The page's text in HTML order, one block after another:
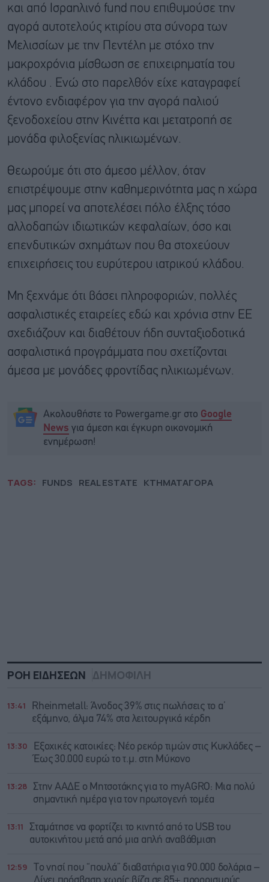
και από Ισραηλινό fund που επιθυμούσε την
αγορά αυτοτελούς κτιρίου στα σύνορα των
Μελισσίων με την Πεντέλη με στόχο την
μακροχρόνια μίσθωση σε επιχειρηματία του
κλάδου . Ενώ στο παρελθόν είχε καταγραφεί
έντονο ενδιαφέρον για την αγορά παλιού
ξενοδοχείου στην Κινέττα και μετατροπή σε
μονάδα φιλοξενίας ηλικιωμένων.
Θεωρούμε ότι στο άμεσο μέλλον, όταν
επιστρέψουμε στην καθημερινότητα μας η χώρα
μας μπορεί να αποτελέσει πόλο έλξης τόσο
αλλοδαπών ιδιωτικών κεφαλαίων, όσο και
επενδυτικών σχημάτων που θα στοχεύουν
επιχειρήσεις του ευρύτερου ιατρικού κλάδου.
Μη ξεχνάμε ότι βάσει πληροφοριών, πολλές
ασφαλιστικές εταιρείες εδώ και χρόνια στην ΕΕ
σχεδιάζουν και διαθέτουν ήδη συνταξιοδοτικά
ασφαλιστικά προγράμματα που σχετίζονται
άμεσα με μονάδες φροντίδας ηλικιωμένων.
Ακολουθήστε το Powergame.gr στο Google
News για άμεση και έγκυρη οικονομική
ενημέρωση!
TAGS: FUNDS REAL ESTATE ΚΤΗΜΑΤΑΓΟΡΑ
ΡΟΗ ΕΙΔΗΣΕΩΝ ΔΗΜΟΦΙΛΗ
13:41
Rheinmetall: Άνοδος 39% στις πωλήσεις το α’
εξάμηνο, άλμα 74% στα λειτουργικά κέρδη
13:30
Εξοχικές κατοικίες: Νέο ρεκόρ τιμών στις Κυκλάδες –
Έως 30.000 ευρώ το τ.μ. στη Μύκονο
13:28
Στην ΑΑΔΕ ο Μητσοτάκης για το myAGRO: Μια πολύ
σημαντική ημέρα για τον πρωτογενή τομέα
13:11
Σταμάτησε να φορτίζει το κινητό από το USB του
αυτοκινήτου μετά από μια απλή αναβάθμιση
12:59
Το νησί που “πουλά” διαβατήρια για 90.000 δολάρια –